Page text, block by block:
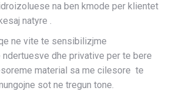
na ben kmode per klientet
natyre .
ne vite te sensibilizjme
dhe privative per te bere
material sa me cilesore te
sot ne tregun tone.